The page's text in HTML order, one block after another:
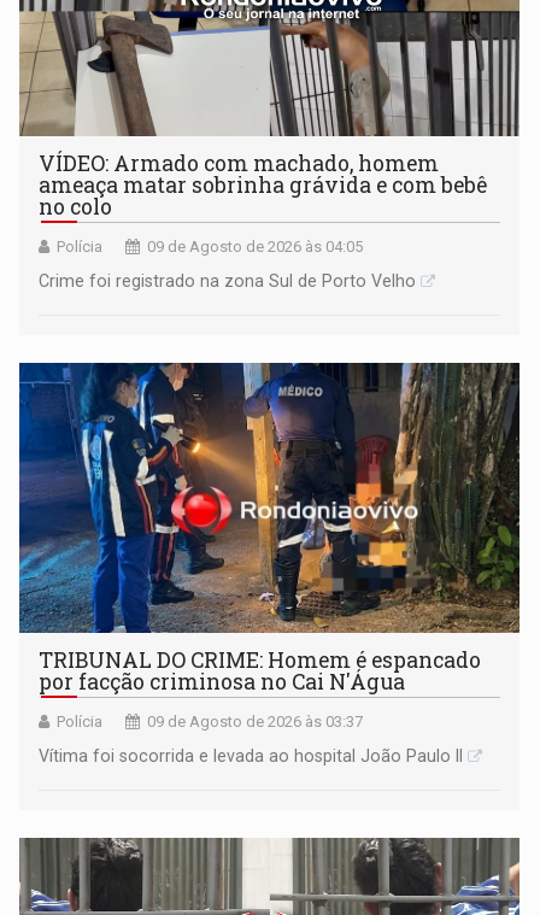
VÍDEO: Armado com machado, homem
ameaça matar sobrinha grávida e com bebê
no colo
Polícia 09 de Agosto de 2026 às 04:05
Crime foi registrado na zona Sul de Porto Velho
TRIBUNAL DO CRIME: Homem é espancado
por facção criminosa no Cai N'Água
Polícia 09 de Agosto de 2026 às 03:37
Vítima foi socorrida e levada ao hospital João Paulo II